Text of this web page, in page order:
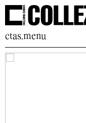
ctas.menu